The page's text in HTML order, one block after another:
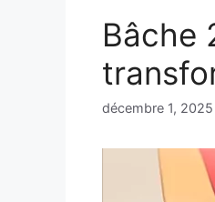
Bâche
décembre 1, 2025